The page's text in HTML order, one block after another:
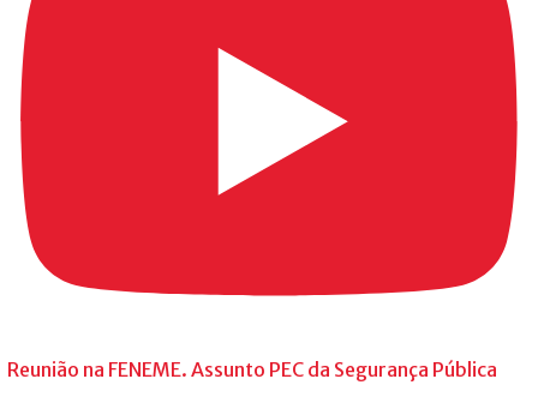
Reunião na FENEME. Assunto PEC da Segurança Pública